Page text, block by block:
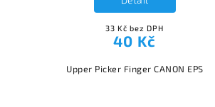
33 Kč bez DPH
40 Kč
Upper Picker Finger CANON EPS